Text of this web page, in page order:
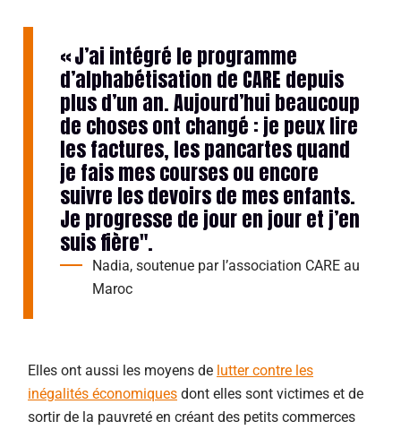
« J’ai intégré le programme
d’alphabétisation de CARE depuis
plus d’un an. Aujourd’hui beaucoup
de choses ont changé : je peux lire
les factures, les pancartes quand
je fais mes courses ou encore
suivre les devoirs de mes enfants.
Je progresse de jour en jour et j’en
suis fière".
Nadia, soutenue par l’association CARE au
Maroc
Elles ont aussi les moyens de lutter contre les
inégalités économiques dont elles sont victimes et de
sortir de la pauvreté en créant des petits commerces